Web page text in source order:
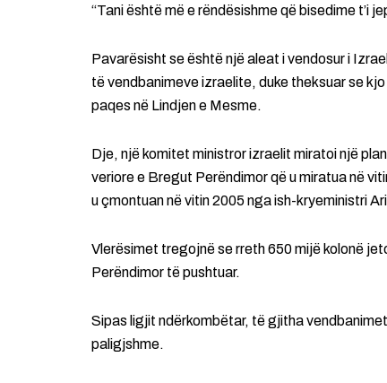
“Tani është më e rëndësishme që bisedime t’i
Pavarësisht se është një aleat i vendosur i
të vendbanimeve izraelite, duke theksuar se
paqes në Lindjen e Mesme.
Dje, një komitet ministror izraelit miratoi një
veriore e Bregut Perëndimor që u miratua në
u çmontuan në vitin 2005 nga ish-kryeministri
Vlerësimet tregojnë se rreth 650 mijë kolonë
Perëndimor të pushtuar.
Sipas ligjit ndërkombëtar, të gjitha
paligjshme.